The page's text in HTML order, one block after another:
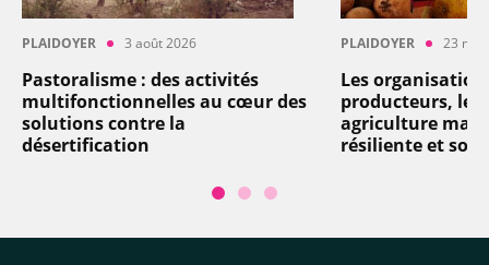
PLAIDOYER 3 août 2026
Pastoralisme : des activités
multifonctionnelles au cœur des
solutions contre la
désertification
PLAIDOYER 23 mai
Les
producteurs,
agriculture
résiliente et